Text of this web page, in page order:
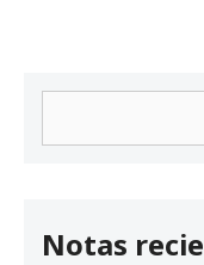
Notas